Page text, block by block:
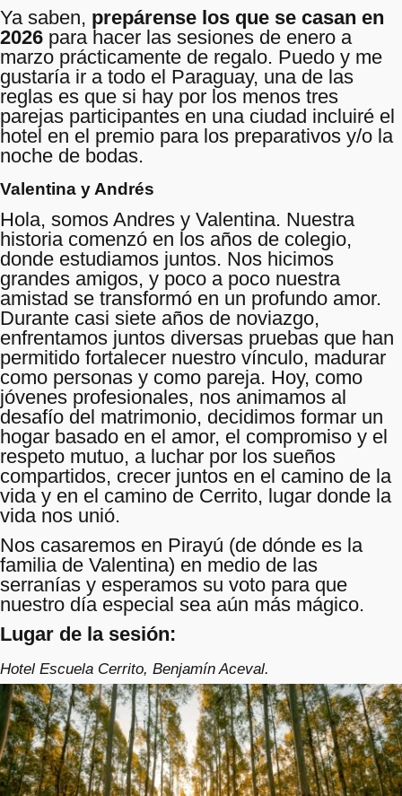
Ya saben, prepárense los que se casan en
2026 para hacer las sesiones de enero a
marzo prácticamente de regalo. Puedo y me
gustaría ir a todo el Paraguay, una de las
reglas es que si hay por los menos tres
parejas participantes en una ciudad incluiré el
hotel en el premio para los preparativos y/o la
noche de bodas.
Valentina y Andrés
Hola, somos Andres y Valentina. Nuestra
historia comenzó en los años de colegio,
donde estudiamos juntos. Nos hicimos
grandes amigos, y poco a poco nuestra
amistad se transformó en un profundo amor.
Durante casi siete años de noviazgo,
enfrentamos juntos diversas pruebas que han
permitido fortalecer nuestro vínculo, madurar
como personas y como pareja. Hoy, como
jóvenes profesionales, nos animamos al
desafío del matrimonio, decidimos formar un
hogar basado en el amor, el compromiso y el
respeto mutuo, a luchar por los sueños
compartidos, crecer juntos en el camino de la
vida y en el camino de Cerrito, lugar donde la
vida nos unió.
Nos casaremos en Pirayú (de dónde es la
familia de Valentina) en medio de las
serranías y esperamos su voto para que
nuestro día especial sea aún más mágico.
Lugar de la sesión:
Hotel Escuela Cerrito, Benjamín Aceval.